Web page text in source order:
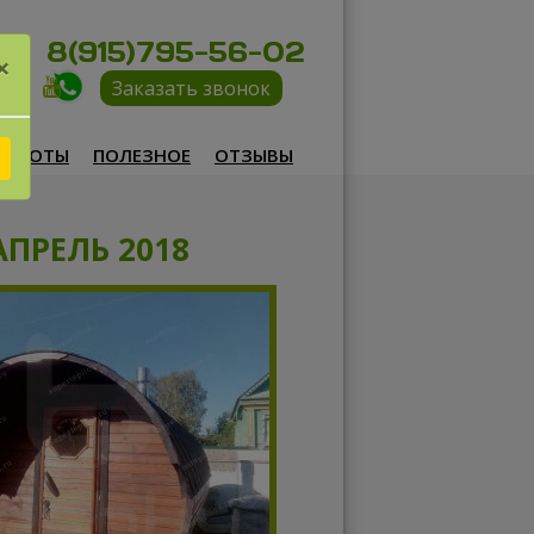
8(915)795-56-02
Заказать звонок
ПОЛЕЗНОЕ ОТЗЫВЫ
2018